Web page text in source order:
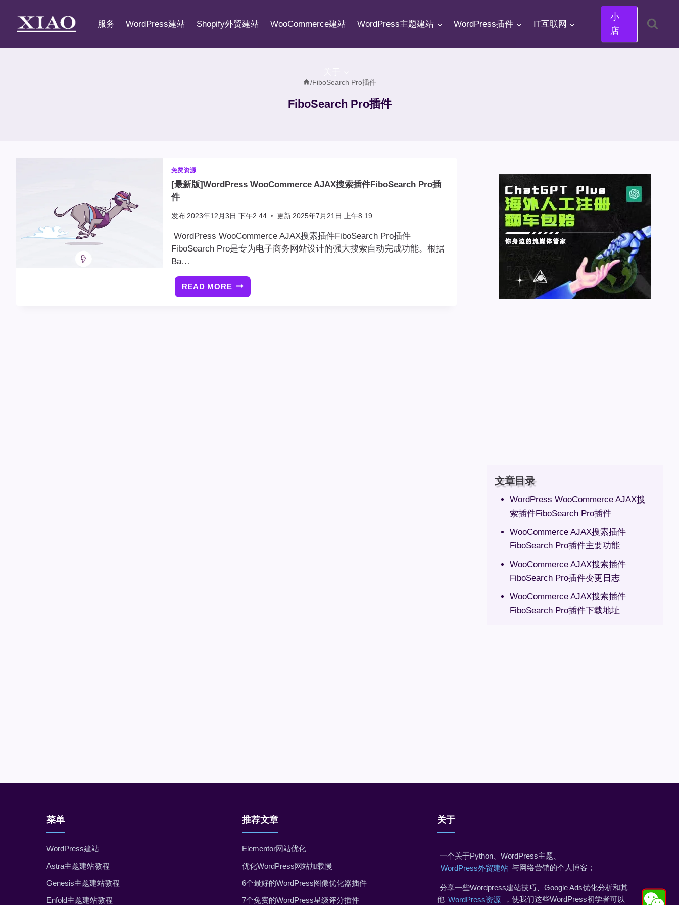
容
服务 WordPress建站 Shopify外贸建站 WooCommerce建站 WordPress主题建站 WordPress插件 IT互联网
小
店
/FiboSearch Pro插件
FiboSearch Pro插件
免费资源
[最新版]WordPress WooCommerce AJAX搜索插件FiboSearch Pro插
件
发布 2023年12月3日 下午2:44 更新 2025年7月21日 上午8:19
WordPress WooCommerce AJAX搜索插件FiboSearch Pro插件
FiboSearch Pro是专为电子商务网站设计的强大搜索自动完成功能。根据
Ba…
READ MORE [最
新
文章目录
WordPress WooCommerce AJAX搜
索插件FiboSearch Pro插件
WooCommerce AJAX搜索插件
FiboSearch Pro插件主要功能
WooCommerce AJAX搜索插件
FiboSearch Pro插件变更日志
WooCommerce AJAX搜索插件
FiboSearch Pro插件下载地址
菜单
WordPress建站
Astra主题建站教程
Genesis主题建站教程
Enfold主题建站教程
推荐文章
Elementor网站优化
优化WordPress网站加载慢
6个最好的WordPress图像优化器插件
7个免费的WordPress星级评分插件
关于
一个关于Python、WordPress主题、
WordPress外贸建站 与网络营销的个人博客；
分享一些Wordpress建站技巧、Google Ads优化分析和其
他 WordPress资源 ，使我们这些WordPress初学者可以